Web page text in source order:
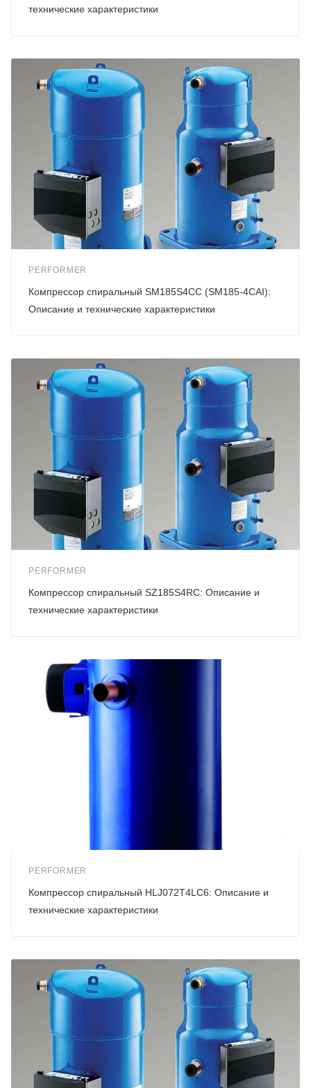
технические характеристики
PERFORMER
Компрессор спиральный SM185S4CC (SM185-4CAI):
Описание и технические характеристики
PERFORMER
Компрессор спиральный SZ185S4RC: Описание и
технические характеристики
PERFORMER
Компрессор спиральный HLJ072T4LC6: Описание и
технические характеристики